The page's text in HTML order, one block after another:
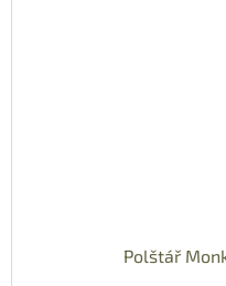
Polštář